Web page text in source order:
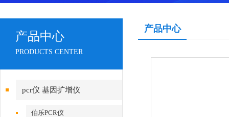
产品中心
PRODUCTS CENTER
pcr仪 基因扩增仪
伯乐PCR仪
产品中心